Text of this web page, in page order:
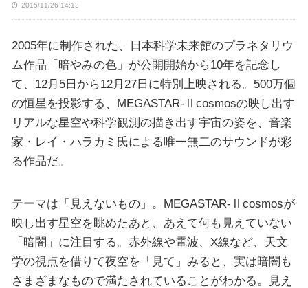
2015/11/26 14:13
2005年に制作された、日本科学未来館のプラネタリウ
ム作品「暗やみの色」が公開開始から10年を記念し
て、12月5日から12月27日に特別上映される。500万個
の恒星を投影する、MEGASTAR-Ⅱcosmosの映し出す
リアルな星空や科学観測の描き出す宇宙の姿を、音楽
家・レイ・ハラカミ氏による唯一無二のサウンドが彩
る作品だ。
テーマは「見えないもの」。MEGASTAR-Ⅱcosmosが
映し出す星空を眺めたあと、あえて何も見えていない
「暗闇」に注目する。赤外線や電波、X線など、天文
学の視点を借りて夜空を「見て」みると、実は暗闇も
さまざまなもので満たされていることがわかる。見え